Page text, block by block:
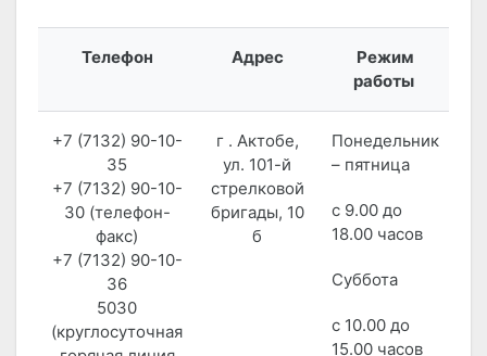
Телефон Адрес
Режим
работы
+7 (7132) 90-10-
35
+7 (7132) 90-10-
30 (телефон-
факс)
+7 (7132) 90-10-
36
5030
(круглосуточная
г . Актобе,
ул. 101-й
стрелковой
бригады, 10
б
Понедельник
– пятница
с 9.00 до
18.00 часов
Суббота
с 10.00 до
15.00 часов